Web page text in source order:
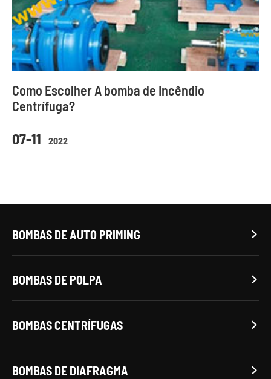
07-11 2022
Como Escolher A bomba de Incêndio
Centrífuga?
BOMBAS DE AUTO PRIMING 
BOMBAS DE POLPA 
BOMBAS CENTRÍFUGAS 
BOMBAS DE DIAFRAGMA 